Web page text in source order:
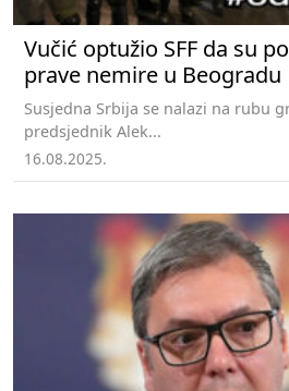
Vučić optužio SFF da su
prave nemire u Beogradu
Susjedna Srbija se nalazi na rubu
predsjednik Alek...
16.08.2025.